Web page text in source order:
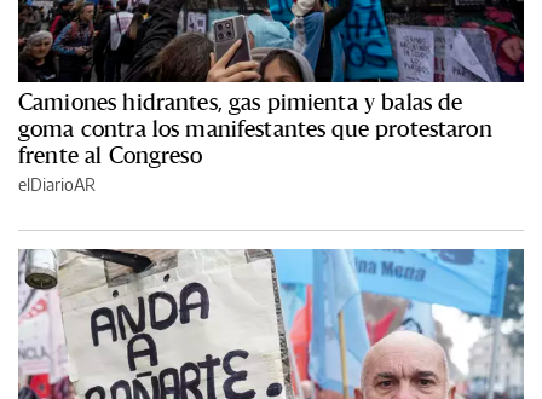
Camiones hidrantes, gas pimienta y balas de
goma contra los manifestantes que protestaron
frente al Congreso
elDiarioAR